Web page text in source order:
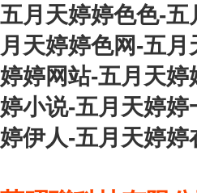
五月天婷婷色色-
月天婷婷色网-五
婷婷网站-五月天
婷小说-五月天婷
婷伊人-五月天婷婷